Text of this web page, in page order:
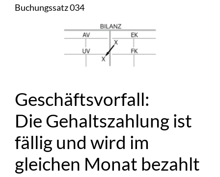
Buchungssatz 034
Geschäftsvorfall:
Die Gehaltszahlung ist
fällig und wird im
gleichen Monat bezahlt